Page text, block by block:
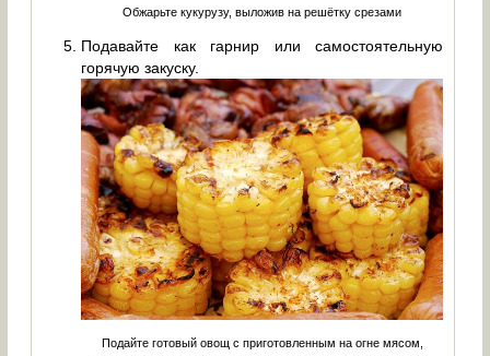
Обжарьте кукурузу, выложив на решётку срезами
Подавайте как гарнир или самостоятельную
горячую закуску.
Подайте готовый овощ с приготовленным на огне мясом,